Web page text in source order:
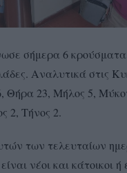
σήμερα 6
Αναλυτικά στις
Θήρα 23, Μήλος 5,
2, Τήνος 2.
των τελευταίων
νέοι και κάτοικοι ή